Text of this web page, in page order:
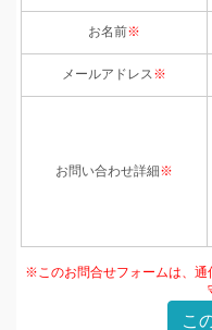
お名前※
メールアドレス※
お問い合わせ詳細※
※このお問合せフォームは、通